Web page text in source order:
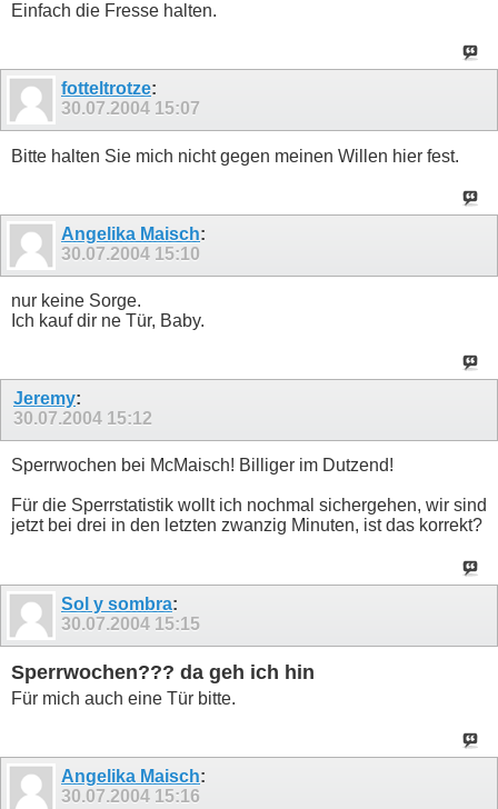
Einfach die Fresse halten.
fotteltrotze:
30.07.2004 15:07
Bitte halten Sie mich nicht gegen meinen Willen hier fest.
Angelika Maisch:
30.07.2004 15:10
nur keine Sorge.
Ich kauf dir ne Tür, Baby.
Jeremy:
30.07.2004 15:12
Sperrwochen bei McMaisch! Billiger im Dutzend!
Für die Sperrstatistik wollt ich nochmal sichergehen, wir sind
jetzt bei drei in den letzten zwanzig Minuten, ist das korrekt?
Sol y sombra:
30.07.2004 15:15
Sperrwochen??? da geh ich hin
Für mich auch eine Tür bitte.
Angelika Maisch:
30.07.2004 15:16